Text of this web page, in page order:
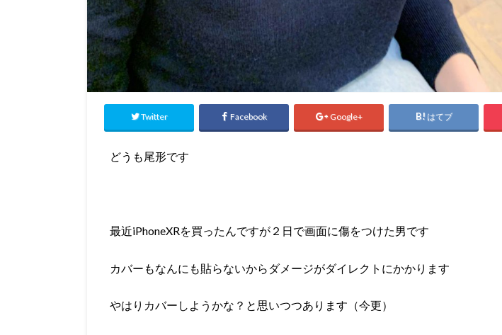
Twitter Facebook Google+ はてブ
どうも尾形です
最近iPhoneXRを買ったんですが２日で画面に傷をつけた男です
カバーもなんにも貼らないからダメージがダイレクトにかかります
やはりカバーしようかな？と思いつつあります（今更）